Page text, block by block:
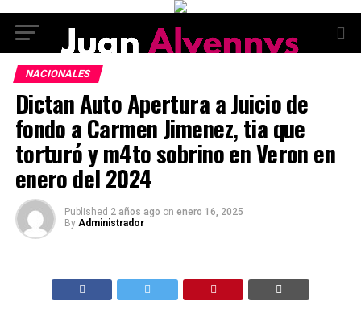
NACIONALES
Dictan Auto Apertura a Juicio de
fondo a Carmen Jimenez, tia que
torturó y m4to sobrino en Veron en
enero del 2024
Published 2 años ago on enero 16, 2025
By Administrador